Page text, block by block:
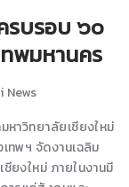
รบรอบ ๖๐
พมหานคร
News
หาวิทยาลัยเชียงใหม่
ทพฯ จัดงานเฉลิม
ยงใหม่ ภายในงานมี